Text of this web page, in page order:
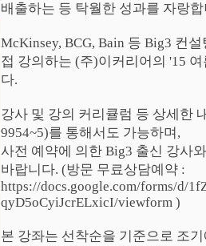
배출하는 등 탁월한 성과를 자랑
McKinsey, BCG, Bain 등 Big3 컨
접 강의하는 (주)이커리어의 '15
다.
강사 및 강의 커리큘럼 등 상세한
9954~5)를 통해서도 가능하며,
사전 예약에 의한 Big3 출신 강사
바랍니다. (방문 무료상담예약 :
https://docs.google.com/forms/d/
qyD5oCyiJcrELxicI/viewform )
본 강좌는 선착순을 기준으로 조